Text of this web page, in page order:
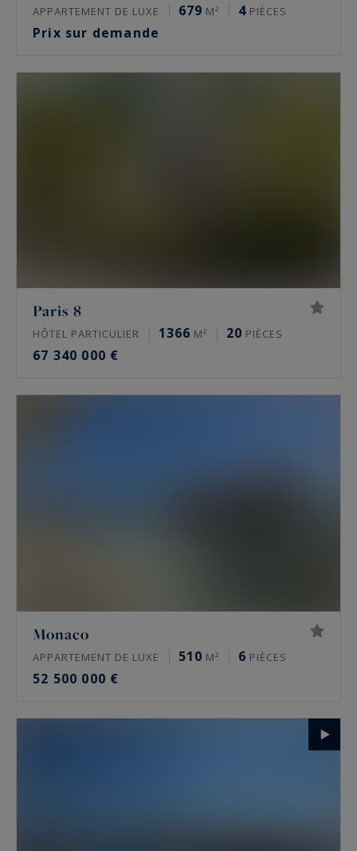
APPARTEMENT DE LUXE 679 M² 4 PIÈCES
Prix sur demande
Paris 8
HÔTEL PARTICULIER 1366 M² 20 PIÈCES
67 340 000 €
Monaco
APPARTEMENT DE LUXE 510 M² 6 PIÈCES
52 500 000 €